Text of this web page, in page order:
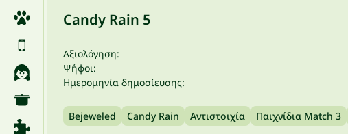
Candy Rain 5
Αξιολόγηση:
Ψήφοι:
Ημερομηνία δημοσίευσης:
Bejeweled Candy Rain Αντιστοιχία Παιχνίδια Match 3